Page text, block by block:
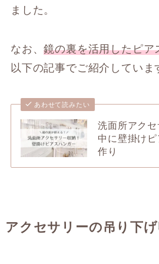
ました。
なお、鏡の裏を活用したピア
以下の記事でご紹介していま
あわせて読みたい
洗面所アク
中に壁掛け
作り
アクセサリーの吊り下